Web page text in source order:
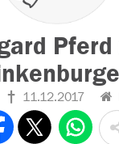
Pferd
11.12.2017